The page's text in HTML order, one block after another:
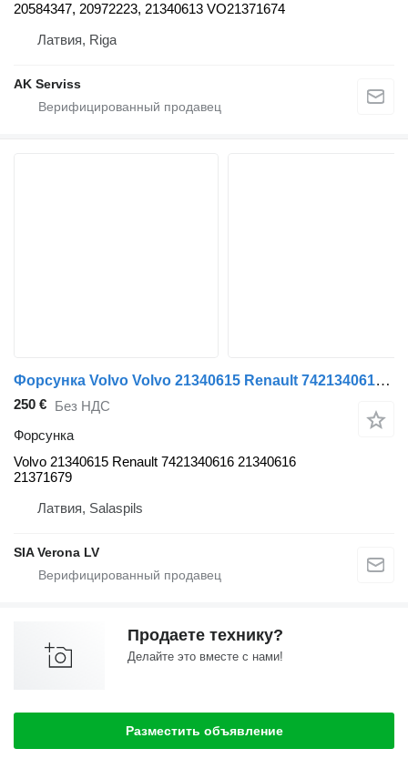
20584347, 20972223, 21340613 VO21371674
Латвия, Riga
AK Serviss
Форсунка Volvo Volvo 21340615 Renault 7421340616 Volvo 21340616 Volvo 21371679 для тягача Volvo FH13
250 € Без НДС
Форсунка
Volvo 21340615 Renault 7421340616 21340616
21371679
Латвия, Salaspils
SIA Verona LV
Продаете технику?
Делайте это вместе с нами!
Разместить объявление